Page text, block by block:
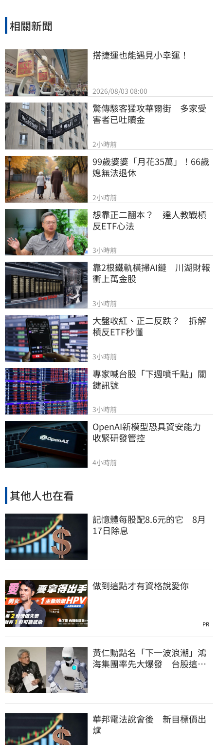
相關新聞
搭捷運也能遇見小幸運！
2026/08/03 08:00
驚傳駭客猛攻華爾街　多家受
害者已吐贖金
2小時前
99歲婆婆「月花35萬」！66歲
媳無法退休
2小時前
想靠正二翻本？　達人教戰槓
反ETF心法
3小時前
靠2根鐵軌橫掃AI鏈　川湖財報
衝上萬金股
3小時前
大盤收紅、正二反跌？　拆解
槓反ETF秒懂
3小時前
專家喊台股「下週噴千點」關
鍵訊號
3小時前
OpenAI新模型恐具資安能力
收緊研發管控
4小時前
其他人也在看
記憶體每股配8.6元的它 8月
17日除息
做到這點才有資格說愛你
PR
黃仁勳點名「下一波浪潮」鴻
海集團率先大爆發 台股這族
華邦電法說會後 新目標價出
爐